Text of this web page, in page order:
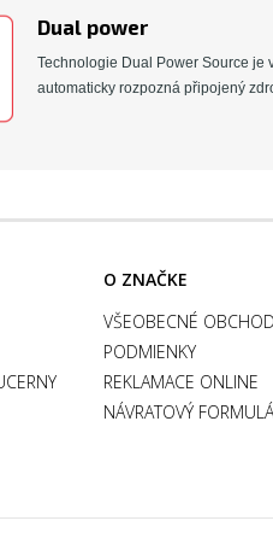
Dual power
Technologie Dual Power Source je
automaticky rozpozná připojený
O ZNAČKE
VŠEOBECNÉ
PODMIENKY
REKLAMACE ONLINE
NÁVRATOVÝ